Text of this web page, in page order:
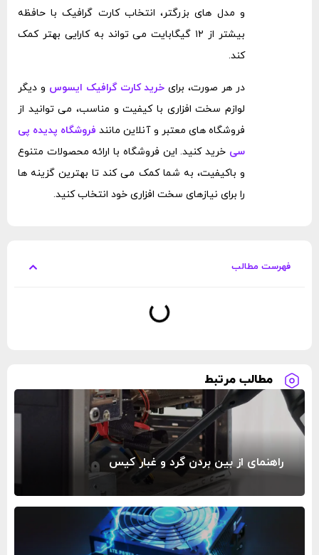
و مدل‌ های بزرگتر، انتخاب کارت گرافیک با حافظه
بیشتر از ۱۲ گیگابایت می ‌تواند به کارایی بهتر کمک
کند.
در هر صورت، برای خرید کارت گرافیک ایسوس و دیگر
لوازم سخت ‌افزاری با کیفیت و مناسب، می ‌توانید از
فروشگاه‌ های معتبر و آنلاین مانند فروشگاه پدیده پی
سی خرید کنید. این فروشگاه با ارائه محصولات متنوع
و باکیفیت، به شما کمک می ‌کند تا بهترین گزینه ‌ها
را برای نیازهای سخت ‌افزاری خود انتخاب کنید.
فهرست مطالب
مطالب مرتبط
راهنمای از بین بردن گرد و غبار کیس